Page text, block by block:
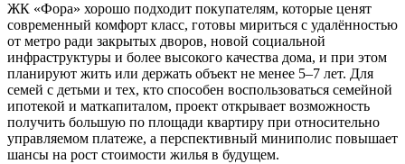
ЖК «Фора» хорошо подходит покупателям, которые ценят
современный комфорт класс, готовы мириться с удалённостью
от метро ради закрытых дворов, новой социальной
инфраструктуры и более высокого качества дома, и при этом
планируют жить или держать объект не менее 5–7 лет. Для
семей с детьми и тех, кто способен воспользоваться семейной
ипотекой и маткапиталом, проект открывает возможность
получить большую по площади квартиру при относительно
управляемом платеже, а перспективный миниполис повышает
шансы на рост стоимости жилья в будущем.